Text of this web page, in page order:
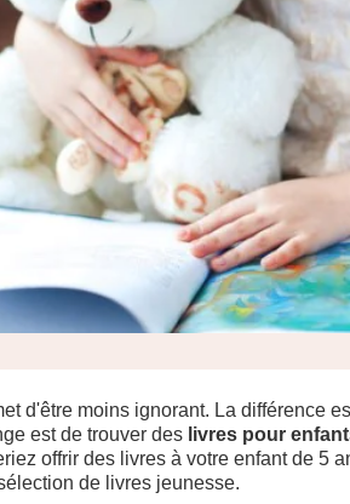
d'être moins ignorant. La différence
est de trouver des livres pour
offrir des livres à votre enfant de 5
de livres jeunesse.